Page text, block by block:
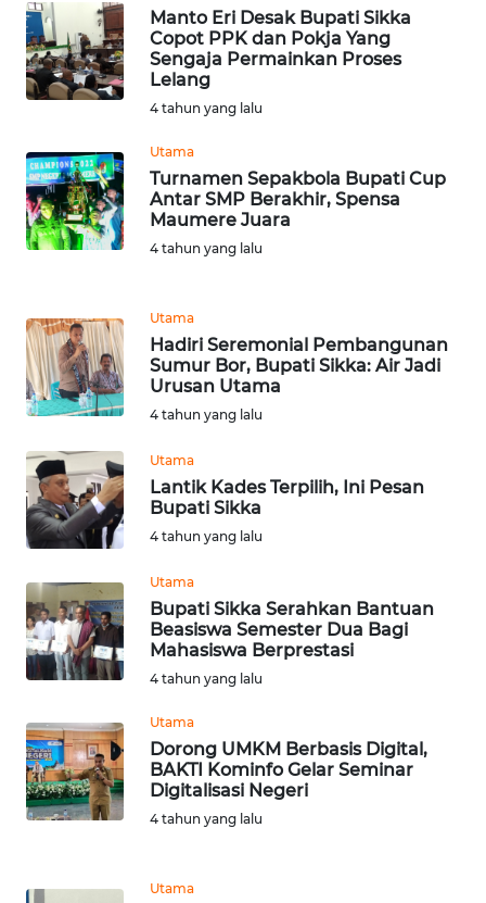
Manto Eri Desak Bupati Sikka
Copot PPK dan Pokja Yang
Sengaja Permainkan Proses
Lelang
4 tahun yang lalu
Utama
Turnamen Sepakbola Bupati Cup
Antar SMP Berakhir, Spensa
Maumere Juara
4 tahun yang lalu
Utama
Hadiri Seremonial Pembangunan
Sumur Bor, Bupati Sikka: Air Jadi
Urusan Utama
4 tahun yang lalu
Utama
Lantik Kades Terpilih, Ini Pesan
Bupati Sikka
4 tahun yang lalu
Utama
Bupati Sikka Serahkan Bantuan
Beasiswa Semester Dua Bagi
Mahasiswa Berprestasi
4 tahun yang lalu
Utama
Dorong UMKM Berbasis Digital,
BAKTI Kominfo Gelar Seminar
Digitalisasi Negeri
4 tahun yang lalu
Utama
WN
DANAU
TOBA
NIAS
WN
LANGKAT
TAPANULI
SELATAN
WN
LESUNG
WN
KARO
WN
SIMALUNGUN
WN
WN
TAPANULI
TENGAH